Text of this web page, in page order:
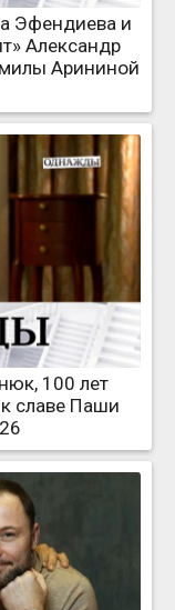
Эфендиева и
Александр
Арининой
100 лет
славе Паши